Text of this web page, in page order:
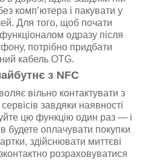
комп’ютера і пакувати у
Для того, щоб почати
одразу після
потрібно придбати
кабель OTG.
з NFC
вільно контактувати з
завдяки наявності
цю функцію один раз — і
будете оплачувати покупки
здійснювати миттєві
розраховуватися